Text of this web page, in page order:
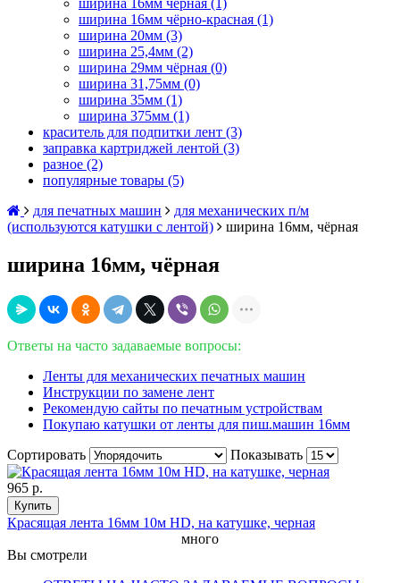
ширина 16мм чёрно-красная (1)
ширина 20мм (3)
ширина 25,4мм (2)
ширина 29мм чёрная (0)
ширина 31,75мм (0)
ширина 35мм (1)
ширина 375мм (1)
краситель для подпитки лент (3)
заправка картриджей лентой (3)
разное (2)
популярные товары (5)
для печатных машин
для механических п/м
(используются катушки с лентой)
ширина 16мм, чёрная
ширина 16мм, чёрная
Ответы на часто задаваемые вопросы:
Ленты для механических печатных машин
Инструкции по замене лент
Рекомендую сайты по печатным устройствам
Покупаю катушки от ленты для пиш.машин 16мм
Сортировать
Показывать
965 р.
Купить
Красящая лента 16мм 10м HD, на катушке, черная
много
Вы смотрели